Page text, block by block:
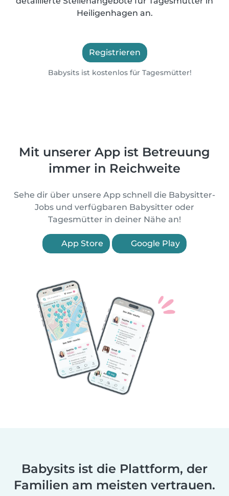
Heiligenhagen an.
Registrieren
Babysits ist kostenlos für Tagesmütter!
Mit unserer App ist Betreuung
immer in Reichweite
Sehe dir über unsere App schnell die Babysitter-
Jobs und verfügbaren Babysitter oder
Tagesmütter in deiner Nähe an!
App Store Google Play
Babysits ist die Plattform, der
Familien am meisten vertrauen.